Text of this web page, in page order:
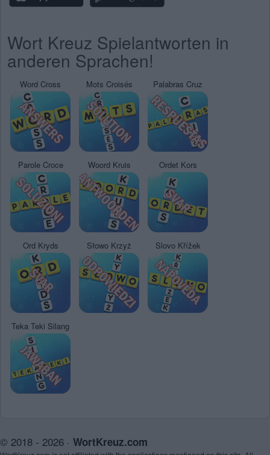
Wort Kreuz Spielantworten in
anderen Sprachen!
Word Cross Mots Croisés Palabras Cruz
Parole Croce Woord Kruis Ordet Kors
Ord Kryds Słowo Krzyż Slovo Křížek
Teka Teki Silang
© 2018 - 2026 · WortKreuz.com